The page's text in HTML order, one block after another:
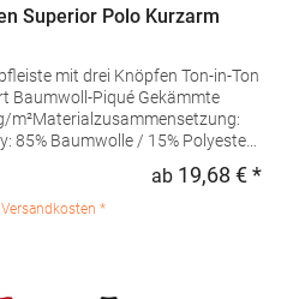
Superior Polo Kurzarm
mit drei Knöpfen Ton-in-Ton
m²Materialzusammensetzung:
85% Baumwolle / 15% Polyester),
4005FHersteller: Promodoro
Düsseldorf Deutschland
ab 19,68 € *
Versandkosten *